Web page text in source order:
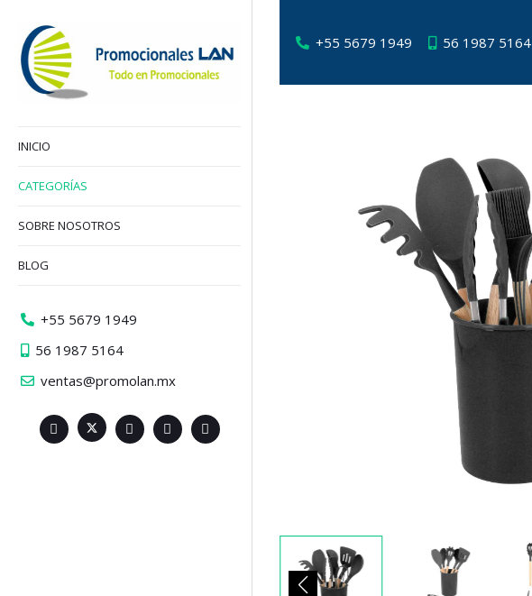
+55 5679 1949 56 1987 5164
INICIO
CATEGORÍAS
SOBRE NOSOTROS
BLOG
+55 5679 1949
56 1987 5164
ventas@promolan.mx